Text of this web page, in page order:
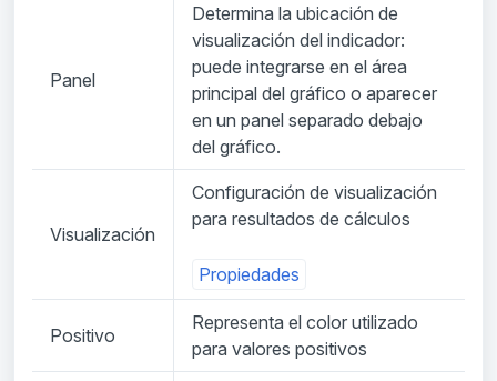
Panel
Determina la ubicación de
visualización del indicador:
puede integrarse en el área
principal del gráfico o aparecer
en un panel separado debajo
del gráfico.
Visualización
Configuración de visualización
para resultados de cálculos
Propiedades
Positivo
Representa el color utilizado
para valores positivos